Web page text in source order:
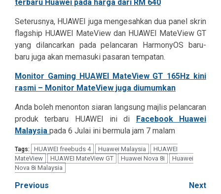
terbaru Huawei pada harga dari RM 640
Seterusnya, HUAWEI juga mengesahkan dua panel skrin
flagship HUAWEI MateView dan HUAWEI MateView GT
yang dilancarkan pada pelancaran HarmonyOS baru-
baru juga akan memasuki pasaran tempatan.
Monitor Gaming HUAWEI MateView GT 165Hz kini
rasmi – Monitor MateView juga diumumkan
Anda boleh menonton siaran langsung majlis pelancaran
produk terbaru HUAWEI ini di Facebook Huawei
Malaysia pada 6 Julai ini bermula jam 7 malam
Tags: HUAWEI freebuds 4 Huawei Malaysia
HUAWEI
MateView
HUAWEI MateView GT Huawei Nova 8i
Huawei
Nova 8i Malaysia
Post
Previous
Next